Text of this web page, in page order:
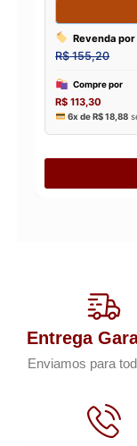
Entrega
Enviamos para